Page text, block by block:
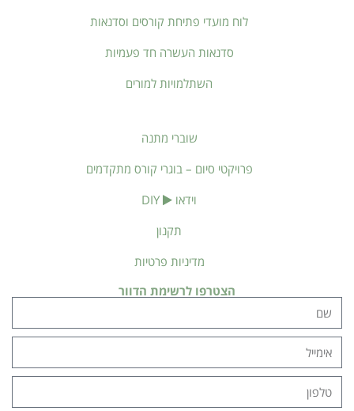
לוח מועדי פתיחת קורסים וסדנאות
סדנאות העשרה חד פעמיות
השתלמויות למורים
שוברי מתנה
פרויקטי סיום – בוגרי קורס מתקדמים
וידאו
תקנון
מדיניות פרטיות
הצטרפו לרשימת הדוור